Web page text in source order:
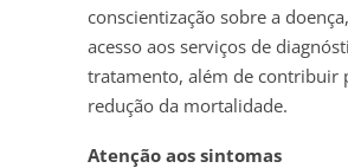
conscientização sobre a
acesso aos serviços de
tratamento, além de contribuir
redução da mortalidade.
Atenção aos sintomas